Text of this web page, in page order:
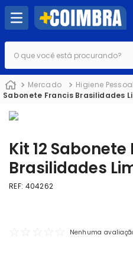
O que você está procurando?
Mercado Higiene Pessoal
Sabonete Francis Brasilidades
Kit 12
Brasilidades
REF: 404262
☆ ☆ ☆ ☆ ☆ Nenhuma